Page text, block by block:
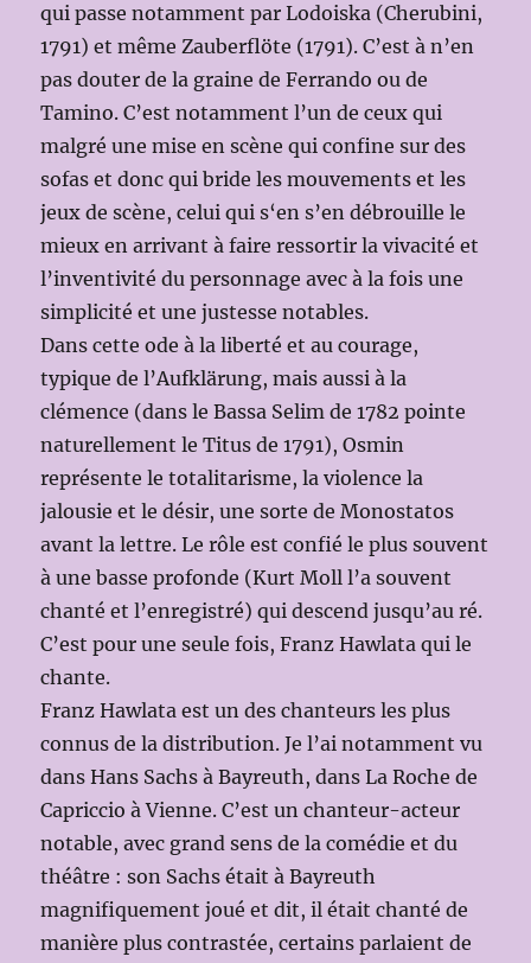
qui passe notamment par Lodoiska (Cherubini,
1791) et même Zauberflöte (1791). C’est à n’en
pas douter de la graine de Ferrando ou de
Tamino. C’est notamment l’un de ceux qui
malgré une mise en scène qui confine sur des
sofas et donc qui bride les mouvements et les
jeux de scène, celui qui s‘en s’en débrouille le
mieux en arrivant à faire ressortir la vivacité et
l’inventivité du personnage avec à la fois une
simplicité et une justesse notables.
Dans cette ode à la liberté et au courage,
typique de l’Aufklärung, mais aussi à la
clémence (dans le Bassa Selim de 1782 pointe
naturellement le Titus de 1791), Osmin
représente le totalitarisme, la violence la
jalousie et le désir, une sorte de Monostatos
avant la lettre. Le rôle est confié le plus souvent
à une basse profonde (Kurt Moll l’a souvent
chanté et l’enregistré) qui descend jusqu’au ré.
C’est pour une seule fois, Franz Hawlata qui le
chante.
Franz Hawlata est un des chanteurs les plus
connus de la distribution. Je l’ai notamment vu
dans Hans Sachs à Bayreuth, dans La Roche de
Capriccio à Vienne. C’est un chanteur-acteur
notable, avec grand sens de la comédie et du
théâtre : son Sachs était à Bayreuth
magnifiquement joué et dit, il était chanté de
manière plus contrastée, certains parlaient de